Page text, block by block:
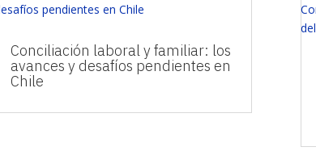
Conciliación laboral y familiar: los
avances y desafíos pendientes en
Chile